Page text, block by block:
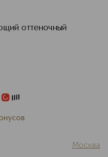
оттеночный
Москва